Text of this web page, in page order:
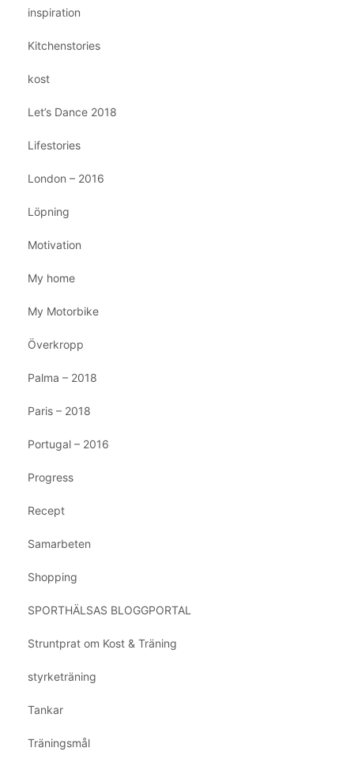
inspiration
Kitchenstories
kost
Let’s Dance 2018
Lifestories
London – 2016
Löpning
Motivation
My home
My Motorbike
Överkropp
Palma – 2018
Paris – 2018
Portugal – 2016
Progress
Recept
Samarbeten
Shopping
SPORTHÄLSAS BLOGGPORTAL
Struntprat om Kost & Träning
styrketräning
Tankar
Träningsmål